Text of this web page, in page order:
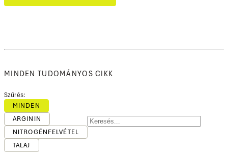
MINDEN TUDOMÁNYOS CIKK
Szűrés:
MINDEN
ARGININ
NITROGÉNFELVÉTEL
TALAJ